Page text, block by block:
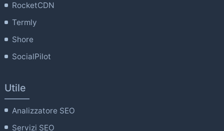
RocketCDN
Termly
Shore
SocialPilot
Utile
Analizzatore SEO
Servizi SEO